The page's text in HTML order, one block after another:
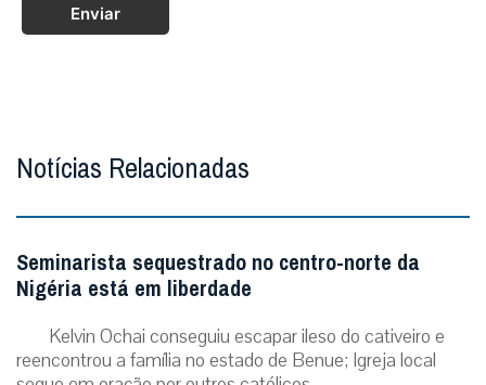
Enviar
Notícias Relacionadas
Seminarista sequestrado no centro-norte da
Nigéria está em liberdade
Kelvin Ochai conseguiu escapar ileso do cativeiro e
reencontrou a família no estado de Benue; Igreja local